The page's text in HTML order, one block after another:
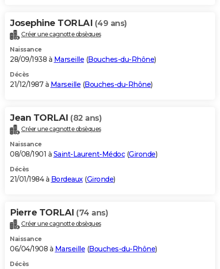
Josephine TORLAI (49 ans)
Créer une cagnotte obsèques
Naissance
28/09/1938 à Marseille (Bouches-du-Rhône)
Décès
21/12/1987 à Marseille (Bouches-du-Rhône)
Jean TORLAI (82 ans)
Créer une cagnotte obsèques
Naissance
08/08/1901 à Saint-Laurent-Médoc(Gironde)
Décès
21/01/1984 à Bordeaux(Gironde)
Pierre TORLAI (74 ans)
Créer une cagnotte obsèques
Naissance
06/04/1908 à Marseille (Bouches-du-Rhône)
Décès